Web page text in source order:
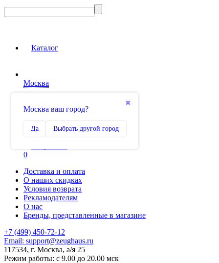
Каталог
Москва
✖
Москва ваш город?
Да Выбрать другой город
Сравнение
0
Доставка и оплата
О наших скидках
Условия возврата
Рекламодателям
О нас
Бренды, представленные в магазине
+7 (499) 450-72-12
Email: support@zeughaus.ru
117534, г. Москва, а/я 25
Режим работы: с 9.00 до 20.00 мск